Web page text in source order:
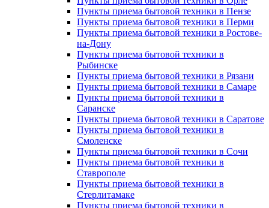
Пункты приема бытовой техники в Пензе
Пункты приема бытовой техники в Перми
Пункты приема бытовой техники в Ростове-
на-Дону
Пункты приема бытовой техники в
Рыбинске
Пункты приема бытовой техники в Рязани
Пункты приема бытовой техники в Самаре
Пункты приема бытовой техники в
Саранске
Пункты приема бытовой техники в Саратове
Пункты приема бытовой техники в
Смоленске
Пункты приема бытовой техники в Сочи
Пункты приема бытовой техники в
Ставрополе
Пункты приема бытовой техники в
Стерлитамаке
Пункты приема бытовой техники в